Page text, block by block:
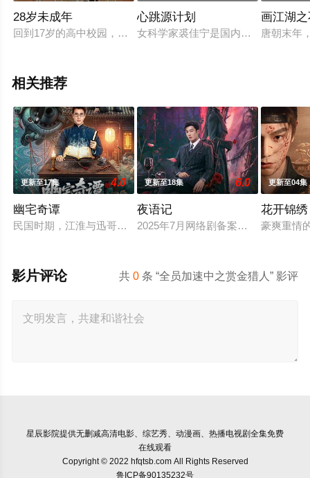
28岁未成年
回到17岁的高中校园，凉夏和茅亮带着对方的不满，重新面对
心跳源计划
女科学家裘佳宁是国内著名医药集团
画江湖
唐朝末年
相关推荐
更新至17集 4.0
幽宅奇谭
民国时期，江淮与迅哥组成说书班子，偶遇“白天人住屋，晚上
更新至18集 6.0
夜语记
2025年7月网络剧备案当代 都市 海南
更新至04集
花开锦绣
豪爽重情
共0 条 “全员加速中之赏金猎人” 影评
影片评论
星辰影院提供无删减高清电影、综艺秀、动漫画、热播电视剧全集免费
在线观看
Copyright © 2022 hfqtsb.com All Rights Reserved
鲁ICP备90135232号